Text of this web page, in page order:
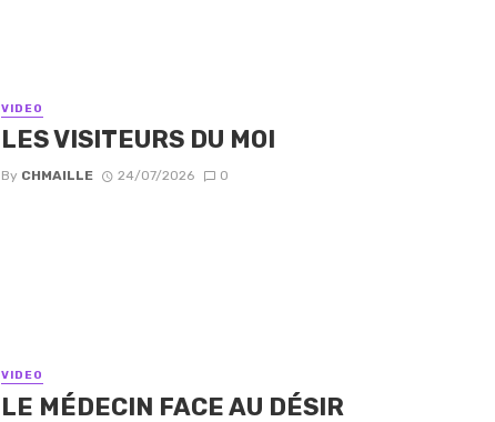
VIDEO
LES VISITEURS DU MOI
By CHMAILLE 24/07/2026 0
VIDEO
LE MÉDECIN FACE AU DÉSIR